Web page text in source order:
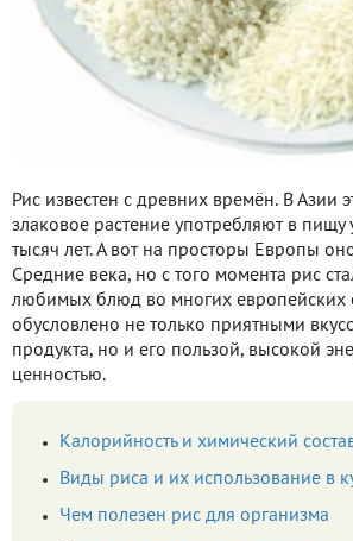
Рис известен с древних времён. В Азии
злаковое растение употребляют в пищу
тысяч лет. А вот на просторы Европы
Средние века, но с того момента рис
любимых блюд во многих европейских
обусловлено не только приятными
продукта, но и его пользой, высокой
ценностью.
Калорийность и химический
Виды риса и их использование в
Чем полезен рис для организма